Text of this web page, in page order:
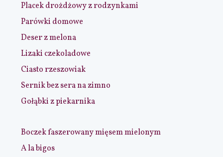
Placek drożdżowy z rodzynkami
Parówki domowe
Deser z melona
Lizaki czekoladowe
Ciasto rzeszowiak
Sernik bez sera na zimno
Gołąbki z piekarnika
Boczek faszerowany mięsem mielonym
A la bigos